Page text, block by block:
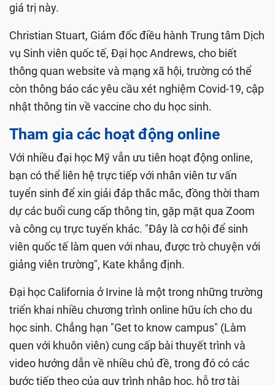
giá trị này.
Christian Stuart, Giám đốc điều hành Trung tâm Dịch
vụ Sinh viên quốc tế, Đại học Andrews, cho biết
thông quan website và mạng xã hội, trường có thể
còn thông báo các yêu cầu xét nghiệm Covid-19, cập
nhật thông tin về vaccine cho du học sinh.
Tham gia các hoạt động online
Với nhiều đại học Mỹ vẫn ưu tiên hoạt động online,
bạn có thể liên hệ trực tiếp với nhân viên tư vấn
tuyển sinh để xin giải đáp thắc mắc, đồng thời tham
dự các buổi cung cấp thông tin, gặp mặt qua Zoom
và công cụ trực tuyến khác. "Đây là cơ hội để sinh
viên quốc tế làm quen với nhau, được trò chuyện với
giảng viên trường", Kate khẳng định.
Đại học California ở Irvine là một trong những trường
triển khai nhiều chương trình online hữu ích cho du
học sinh. Chẳng hạn "Get to know campus" (Làm
quen với khuôn viên) cung cấp bài thuyết trình và
video hướng dẫn về nhiều chủ đề, trong đó có các
bước tiếp theo của quy trình nhập học, hỗ trợ tài